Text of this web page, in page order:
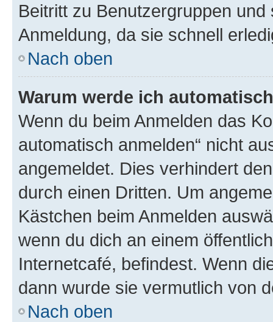
Beitritt zu Benutzergruppen
Anmeldung, da sie schnell
Nach oben
Warum werde ich
Wenn du beim Anmelden das
automatisch anmelden“ nicht
angemeldet. Dies verhindert
durch einen Dritten. Um
Kästchen beim Anmelden
wenn du dich an einem
Internetcafé, befindest. Wenn
dann wurde sie vermutlich von
Nach oben